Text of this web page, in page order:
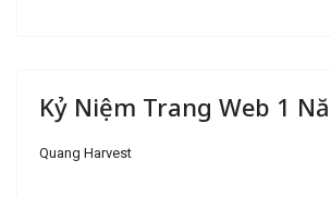
Kỷ Niệm Trang Web 1
Quang Harvest